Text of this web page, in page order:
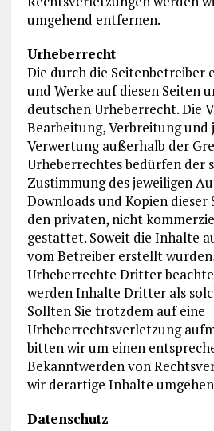
umgehend entfernen.
Urheberrecht
Die durch die
und Werke auf diesen Seiten
deutschen Urheberrecht. Die
Bearbeitung, Verbreitung und
Verwertung außerhalb der
Urheberrechtes bedürfen der
Zustimmung des jeweiligen
Downloads und Kopien dieser
den privaten, nicht
gestattet. Soweit die Inhalte
vom Betreiber erstellt
Urheberrechte Dritter
werden Inhalte Dritter als
Sollten Sie trotzdem auf eine
Urheberrechtsverletzung
bitten wir um einen
Bekanntwerden von
wir derartige Inhalte
Datenschutz